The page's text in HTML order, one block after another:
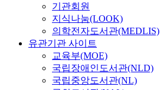
기관회원
지식나눔(LOOK)
의학전자도서관(MEDLIS)
유관기관 사이트
교육부(MOE)
국립장애인도서관(NLD)
국립중앙도서관(NL)